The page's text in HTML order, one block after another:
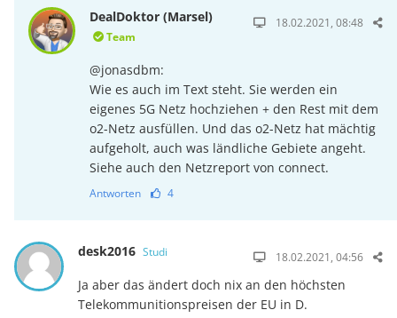
DealDoktor (Marsel)
Team
18.02.2021, 08:48
@jonasdbm:
Wie es auch im Text steht. Sie werden ein
eigenes 5G Netz hochziehen + den Rest mit dem
o2-Netz ausfüllen. Und das o2-Netz hat mächtig
aufgeholt, auch was ländliche Gebiete angeht.
Siehe auch den Netzreport von connect.
Antworten 4
desk2016 Studi 18.02.2021, 04:56
Ja aber das ändert doch nix an den höchsten
Telekommunitionspreisen der EU in D.